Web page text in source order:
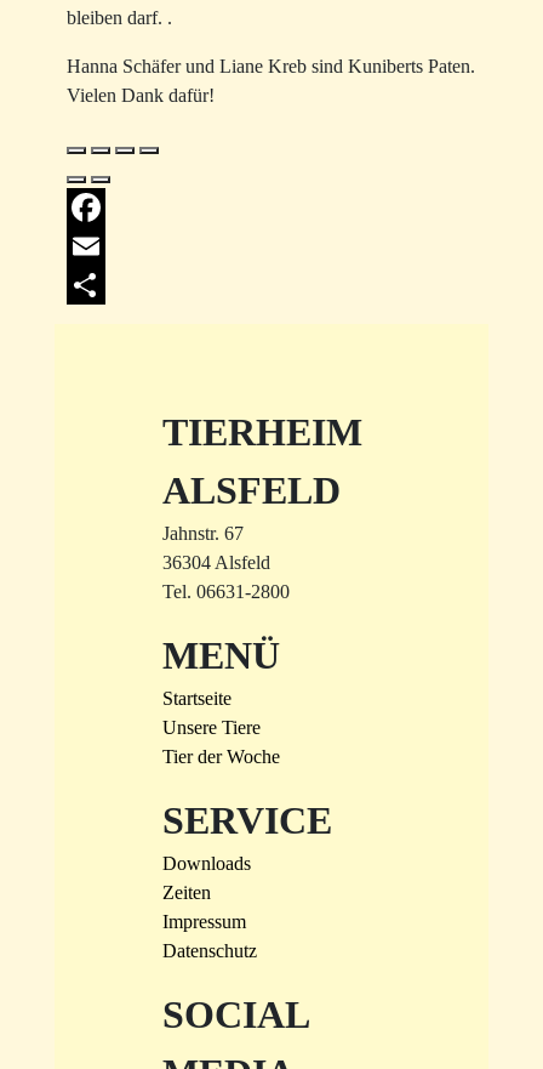
bleiben darf. .
Hanna Schäfer und Liane Kreb sind Kuniberts Paten.
Vielen Dank dafür!
Facebook
Email
TIERHEIM
ALSFELD
Jahnstr. 67
36304 Alsfeld
Tel. 06631-2800
MENÜ
Startseite
Unsere Tiere
Tier der Woche
SERVICE
Downloads
Zeiten
Impressum
Datenschutz
SOCIAL